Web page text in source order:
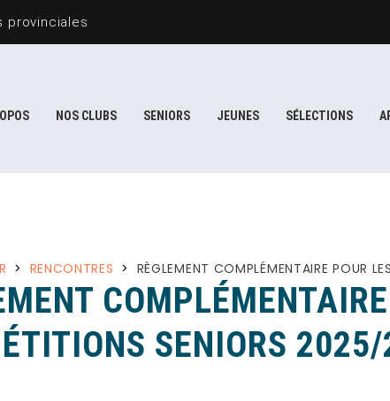
provinciales
NOS CLUBS SENIORS JEUNES SÉLECTIONS
> RENCONTRES > RÈGLEMENT COMPLÉMENTAIRE POUR
SENIORS